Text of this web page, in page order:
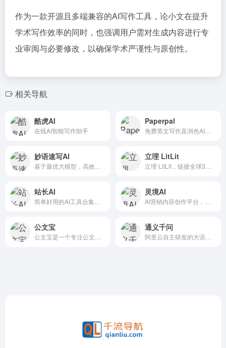
作为一款开源且多端兼容的AI写作工具，论小文在提升
学术写作效率的同时，也强调用户需对生成内容进行专
业审阅与必要修改，以确保学术严谨性与原创性。
相关导航
酷虎AI
在线AI智能写作助手
Paperpal
妙语速写AI 立理 LitLit
站长AI 灵境AI
公文宝 通义千问